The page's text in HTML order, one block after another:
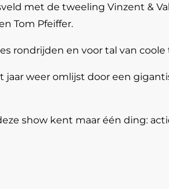
met de tweeling Vinzent &
Tom Pfeiffer.
rondrijden en voor tal van
weer omlijst door een
show kent maar één ding: